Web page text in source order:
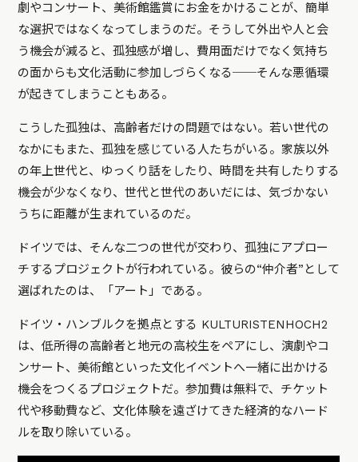
劇やコンサート、美術館鑑賞にお金をかけることが、簡単
な選択ではなくなってしまうのだ。そうして外出や人と会
う機会が減ると、孤独感が増し、費用面だけでなく気持ち
の面からも文化活動に参加しづらくなる──そんな悪循環
が起きてしまうこともある。
こうした孤独は、高齢者だけの問題ではない。若い世代の
なかにもまた、孤独を感じている人たちがいる。家族以外
の年上世代と、ゆっくり話をしたり、時間を共有したりする
機会が少なくなり、世代と世代のあいだには、気づかない
うちに距離が生まれているのだ。
ドイツでは、そんな二つの世代が交わり、孤独にアプロー
チするプロジェクトが行われている。彼らの“仲介者”として
選ばれたのは、「アート」である。
ドイツ・ハンブルクを拠点とする KULTURISTENHOCH2
は、低所得の高齢者と地元の高校生をペアにし、演劇やコ
ンサート、美術館といった文化イベントへ一緒に出かける
機会をつくるプロジェクトだ。参加費は無料で、チケット
代や移動費など、文化体験を遠ざけてきた経済的なハード
ルを取り除いている。